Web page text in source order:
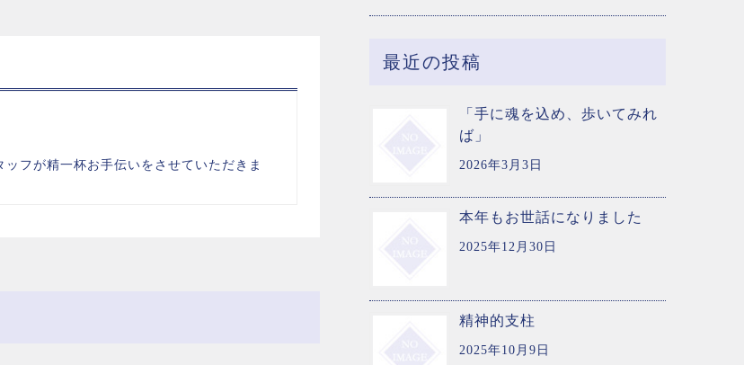
フが精一杯お手伝いをさせていただきま
最近の投稿
「手に魂を込め、歩いてみれ
ば」
2026年3月3日
本年もお世話になりました
2025年12月30日
精神的支柱
2025年10月9日